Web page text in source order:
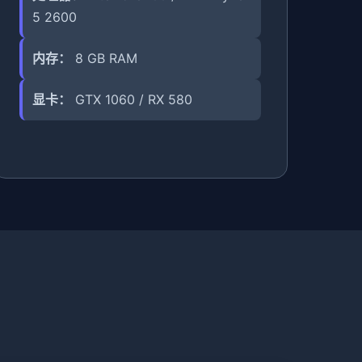
5 2600
内存： 8 GB RAM
显卡： GTX 1060 / RX 580